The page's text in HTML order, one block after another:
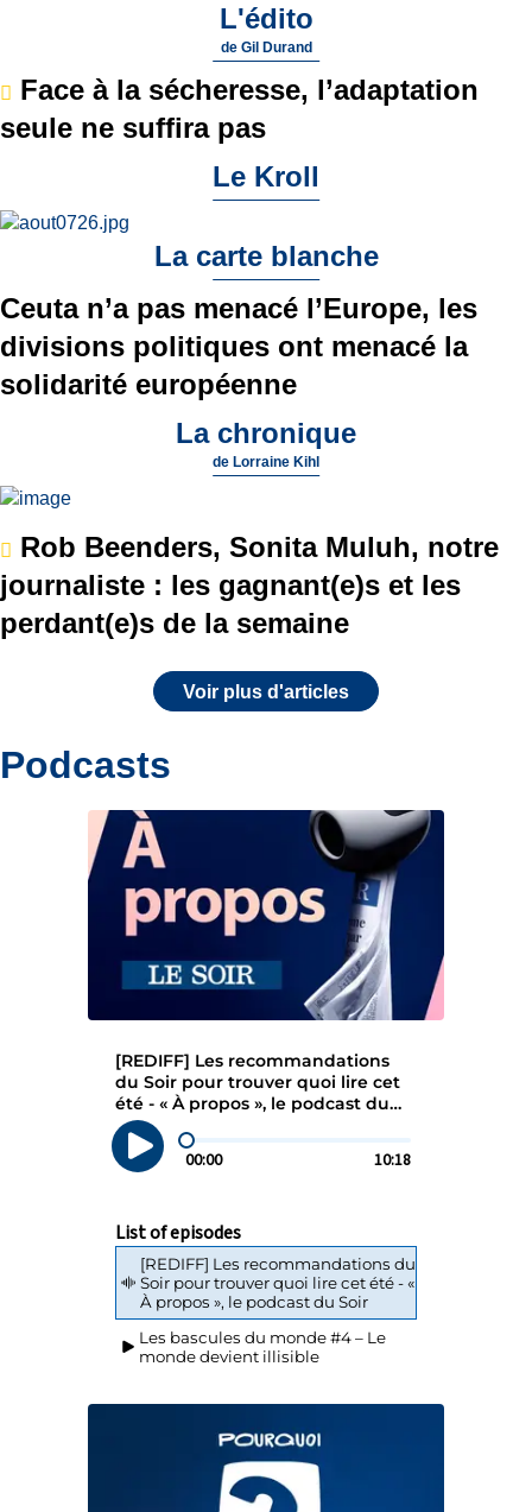
L'édito
de Gil Durand
Face à la sécheresse, l’adaptation
seule ne suffira pas
Le Kroll
La carte blanche
Ceuta n’a pas menacé l’Europe, les
divisions politiques ont menacé la
solidarité européenne
La chronique
de Lorraine Kihl
Rob Beenders, Sonita Muluh, notre
journaliste : les gagnant(e)s et les
perdant(e)s de la semaine
Voir plus d'articles
Podcasts